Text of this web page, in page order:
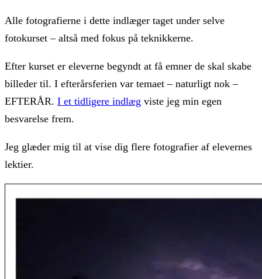
Alle fotografierne i dette indlæger taget under selve
fotokurset – altså med fokus på teknikkerne.
Efter kurset er eleverne begyndt at få emner de skal skabe
billeder til. I efterårsferien var temaet – naturligt nok –
EFTERÅR. I et tidligere indlæg viste jeg min egen
besvarelse frem.
Jeg glæder mig til at vise dig flere fotografier af elevernes
lektier.